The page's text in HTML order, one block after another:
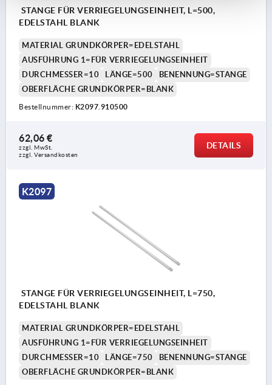
STANGE FÜR VERRIEGELUNGSEINHEIT, L=500,
EDELSTAHL BLANK
MATERIAL GRUNDKÖRPER=EDELSTAHL
AUSFÜHRUNG 1=FÜR VERRIEGELUNGSEINHEIT
DURCHMESSER=10
LÄNGE=500
BENENNUNG=STANGE
OBERFLÄCHE GRUNDKÖRPER=BLANK
Bestellnummer: K2097.910500
62,06 €
zzgl. MwSt.
zzgl. Versandkosten
DETAILS
K2097
STANGE FÜR VERRIEGELUNGSEINHEIT, L=750,
EDELSTAHL BLANK
MATERIAL GRUNDKÖRPER=EDELSTAHL
AUSFÜHRUNG 1=FÜR VERRIEGELUNGSEINHEIT
DURCHMESSER=10
LÄNGE=750
BENENNUNG=STANGE
OBERFLÄCHE GRUNDKÖRPER=BLANK